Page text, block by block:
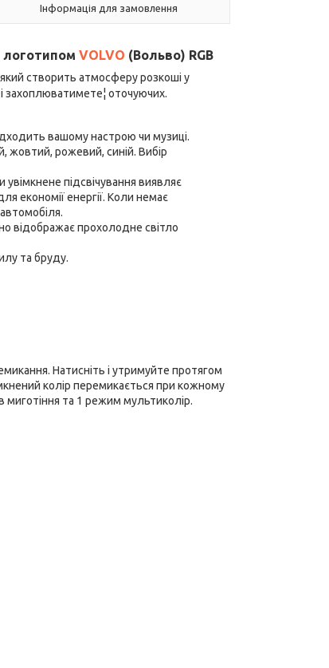
Інформація для замовлення
логотипом VOLVO (Вольво) RGB
створить атмосферу розкоші у
захоплюватимете¦ оточуючих.
вашому настрою чи музиці.
жовтий, рожевий, синій. Вибір
увімкнене підсвічування виявляє
економії енергії. Коли немає
відображає прохолодне світло
та бруду.
Натисніть і утримуйте протягом
колір перемикається при кожному
миготіння та 1 режим мультиколір.